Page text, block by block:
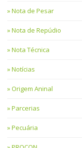
Nota de Pesar
Nota de Repúdio
Nota Técnica
Notícias
Origem Aninal
Parcerias
Pecuária